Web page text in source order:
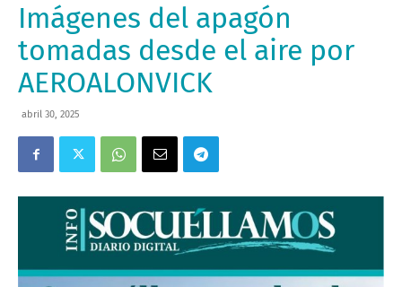
Imágenes del apagón
tomadas desde el aire por
AEROALONVICK
abril 30, 2025